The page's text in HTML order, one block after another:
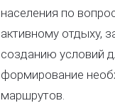
населения по
активному отдыху,
созданию условий
формирование
маршрутов.